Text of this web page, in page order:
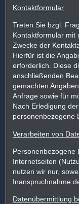
Kontaktformular
Treten Sie bzgl.
Kontaktformular mit
Zwecke der
Hierfür ist die
erforderlich. Diese
anschließenden
gemachten
Anfrage sowie für
Nach Erledigung
personenbezogene
Verarbeiten von
Personenbezogene
Internetseiten
nutzen wir nur,
Inanspruchnahme
Datenübermittlung